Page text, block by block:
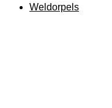
Weldorpels